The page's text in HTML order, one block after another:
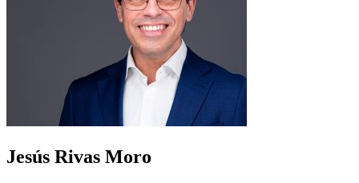
Jesús Rivas Moro